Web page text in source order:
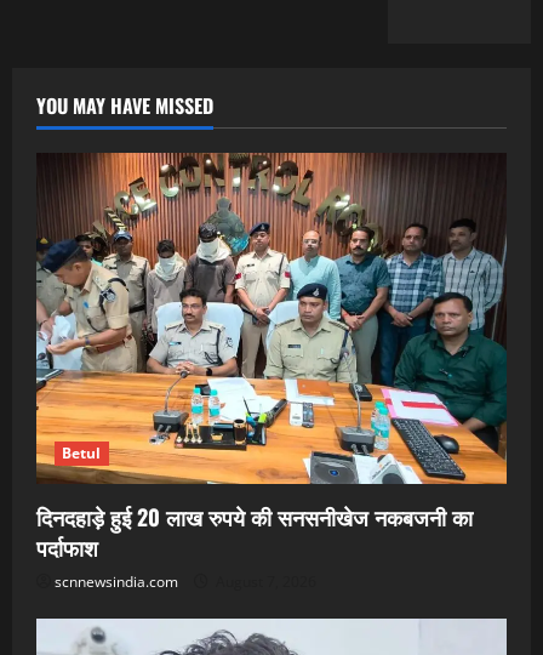
YOU MAY HAVE MISSED
Betul
दिनदहाड़े हुई 20 लाख रुपये की सनसनीखेज नकबजनी का
पर्दाफाश
scnnewsindia.com